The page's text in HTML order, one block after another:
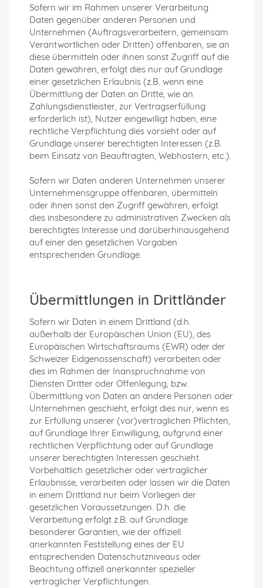
Sofern wir im Rahmen unserer Verarbeitung
Daten gegenüber anderen Personen und
Unternehmen (Auftragsverarbeitern, gemeinsam
Verantwortlichen oder Dritten) offenbaren, sie an
diese übermitteln oder ihnen sonst Zugriff auf die
Daten gewähren, erfolgt dies nur auf Grundlage
einer gesetzlichen Erlaubnis (z.B. wenn eine
Übermittlung der Daten an Dritte, wie an
Zahlungsdienstleister, zur Vertragserfüllung
erforderlich ist), Nutzer eingewilligt haben, eine
rechtliche Verpflichtung dies vorsieht oder auf
Grundlage unserer berechtigten Interessen (z.B.
beim Einsatz von Beauftragten, Webhostern, etc.).
Sofern wir Daten anderen Unternehmen unserer
Unternehmensgruppe offenbaren, übermitteln
oder ihnen sonst den Zugriff gewähren, erfolgt
dies insbesondere zu administrativen Zwecken als
berechtigtes Interesse und darüberhinausgehend
auf einer den gesetzlichen Vorgaben
entsprechenden Grundlage.
Übermittlungen in Drittländer
Sofern wir Daten in einem Drittland (d.h.
außerhalb der Europäischen Union (EU), des
Europäischen Wirtschaftsraums (EWR) oder der
Schweizer Eidgenossenschaft) verarbeiten oder
dies im Rahmen der Inanspruchnahme von
Diensten Dritter oder Offenlegung, bzw.
Übermittlung von Daten an andere Personen oder
Unternehmen geschieht, erfolgt dies nur, wenn es
zur Erfüllung unserer (vor)vertraglichen Pflichten,
auf Grundlage Ihrer Einwilligung, aufgrund einer
rechtlichen Verpflichtung oder auf Grundlage
unserer berechtigten Interessen geschieht.
Vorbehaltlich gesetzlicher oder vertraglicher
Erlaubnisse, verarbeiten oder lassen wir die Daten
in einem Drittland nur beim Vorliegen der
gesetzlichen Voraussetzungen. D.h. die
Verarbeitung erfolgt z.B. auf Grundlage
besonderer Garantien, wie der offiziell
anerkannten Feststellung eines der EU
entsprechenden Datenschutzniveaus oder
Beachtung offiziell anerkannter spezieller
vertraglicher Verpflichtungen.